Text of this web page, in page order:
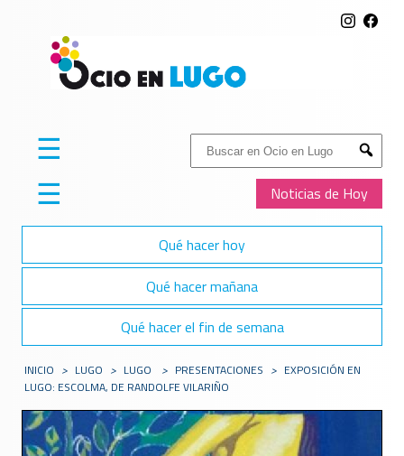
Buscar:
Submit
Noticias de Hoy
☰
☰
Qué hacer hoy
Qué hacer mañana
Qué hacer el fin de semana
INICIO > LUGO > LUGO > PRESENTACIONES > EXPOSICIÓN EN
LUGO: ESCOLMA, DE RANDOLFE VILARIÑO